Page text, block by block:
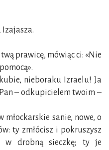
Izajasza.
prawicę, mówiąc ci: «Nie
nieboraku Izraelu! Ja
– odkupicielem twoim –
młockarskie sanie, nowe, o
ty zmłócisz i pokruszysz
w drobną sieczkę; ty je